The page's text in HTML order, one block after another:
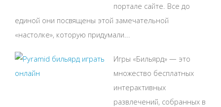
портале сайте. Все до
единой они посвящены этой замечательной
«настолке», которую придумали...
Игры «Бильярд» — это
множество бесплатных
интерактивных
развлечений, собранных в